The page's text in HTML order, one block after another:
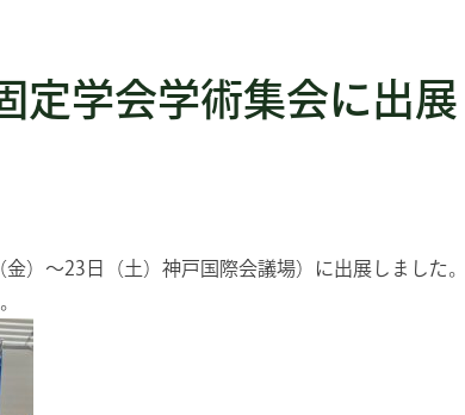
定学会学術集会に出
）～23日（土）神戸国際会議場）に出展しました。